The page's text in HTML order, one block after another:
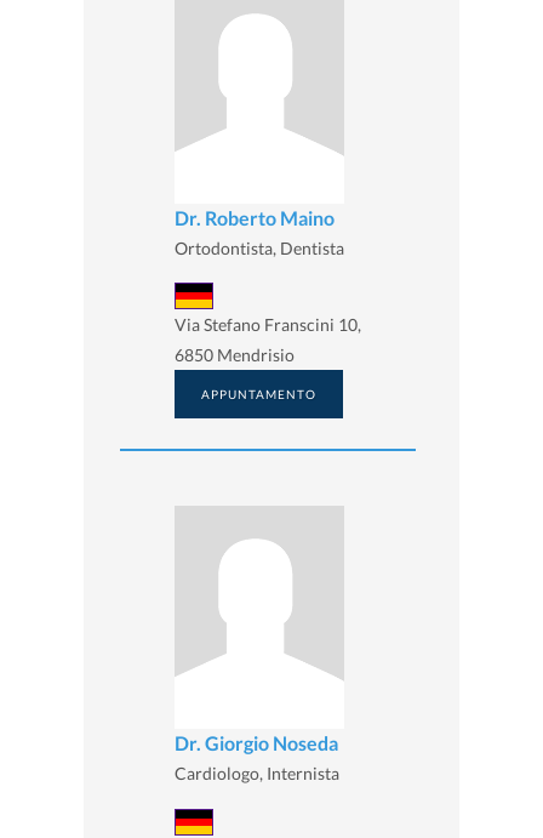
Dr. Roberto Maino
Ortodontista, Dentista
Via Stefano Franscini 10,
6850 Mendrisio
APPUNTAMENTO
Dr. Giorgio Noseda
Cardiologo, Internista